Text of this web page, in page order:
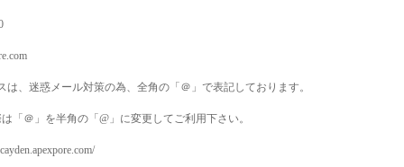
は、迷惑メール対策の為、全角の「＠」で表記しております。
を半角の「@ 」に変更してご利用下さい。